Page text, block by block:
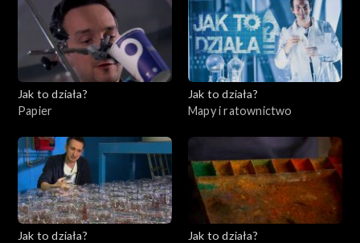
Jak to działa?
Papier
Jak to działa?
Mapy i ratownictwo
Jak to działa?
Jak to działa?